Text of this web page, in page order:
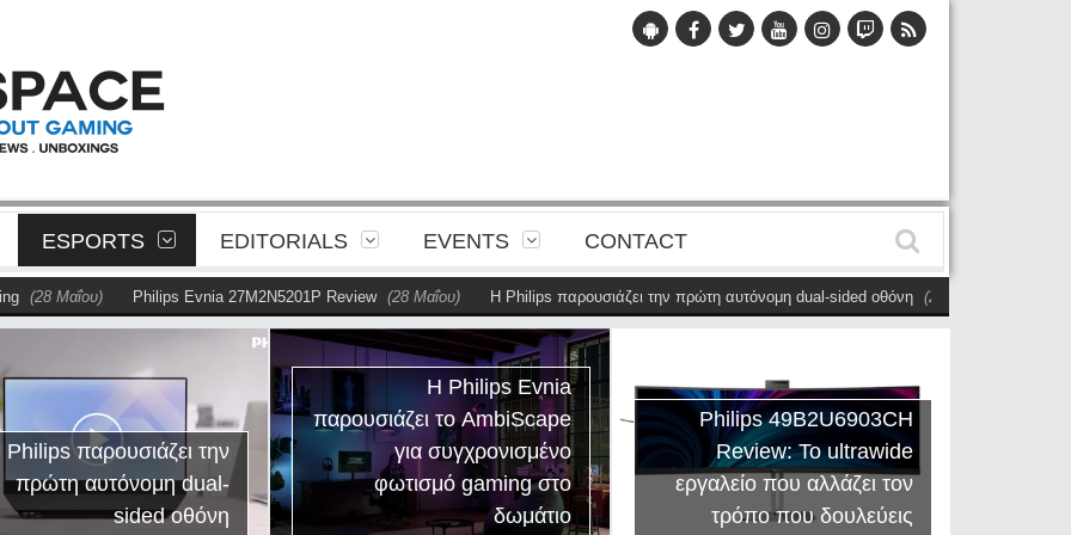
ESPORTS EDITORIALS EVENTS CONTACT
Philips Evnia 27M2N5201P Review (28 Μαΐου) Η Philips παρουσιάζει την πρώτη αυτόνομη dual-sided οθόνη (28 Μαΐου)
παρουσιάζει την
πρώτη αυτόνομη dual-
sided οθόνη
Η Philips Evnia
παρουσιάζει το AmbiScape
για συγχρονισμένο
φωτισμό gaming στο
δωμάτιο
Philips 49B2U6903CH
Review: Το ultrawide
εργαλείο που αλλάζει τον
τρόπο που δουλεύεις